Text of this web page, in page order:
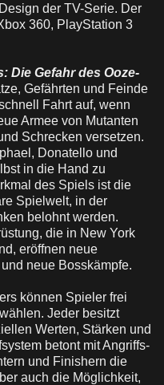
der TV-Serie. Der
360, PlayStation 3
Die Gefahr des Ooze-
Gefährten und Feinde
Fahrt auf, wenn
Armee von Mutanten
Schrecken versetzen.
Donatello und
in die Hand zu
des Spiels ist die
Spielwelt, in der
belohnt werden.
die in New York
eröffnen neue
neue Bosskämpfe.
können Spieler frei
Jeder besitzt
Werten, Stärken und
betont mit Angriffs-
und Finishern die
auch die Möglichkeit,